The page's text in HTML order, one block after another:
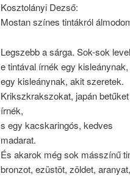
Kosztolányi Dezső:
Mostan színes tintákról
Legszebb a sárga. Sok-sok
e tintával írnék egy kisleánynak,
egy kisleánynak, akit szeretek.
Krikszkrakszokat, japán betűket
írnék,
s egy kacskaringós, kedves
madarat.
És akarok még sok másszínű
bronzot, ezüstöt, zöldet, aranyat,